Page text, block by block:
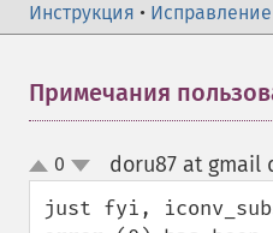
Инструкция • Исправление
Примечания
up
down
0 doru87 at gmail
just fyi,